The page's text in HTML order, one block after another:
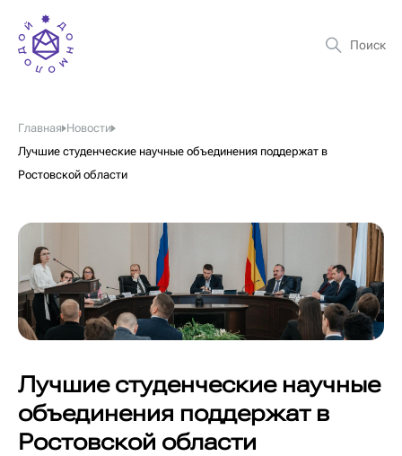
Главная Новости
Лучшие студенческие научные объединения поддержат в
Ростовской области
Лучшие студенческие научные
объединения поддержат в
Ростовской области